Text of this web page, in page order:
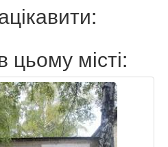
цьому місті: